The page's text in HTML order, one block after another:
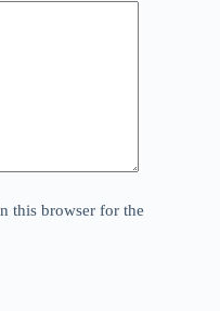
this browser for the